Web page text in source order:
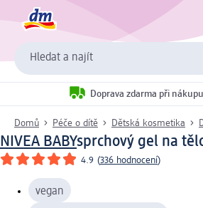
Hledat a najít
Doprava zdarma při
Domů Péče o dítě Dětská kosmetika
NIVEA BABYsprchový gel na
4.9 (336 hodnocení)
vegan